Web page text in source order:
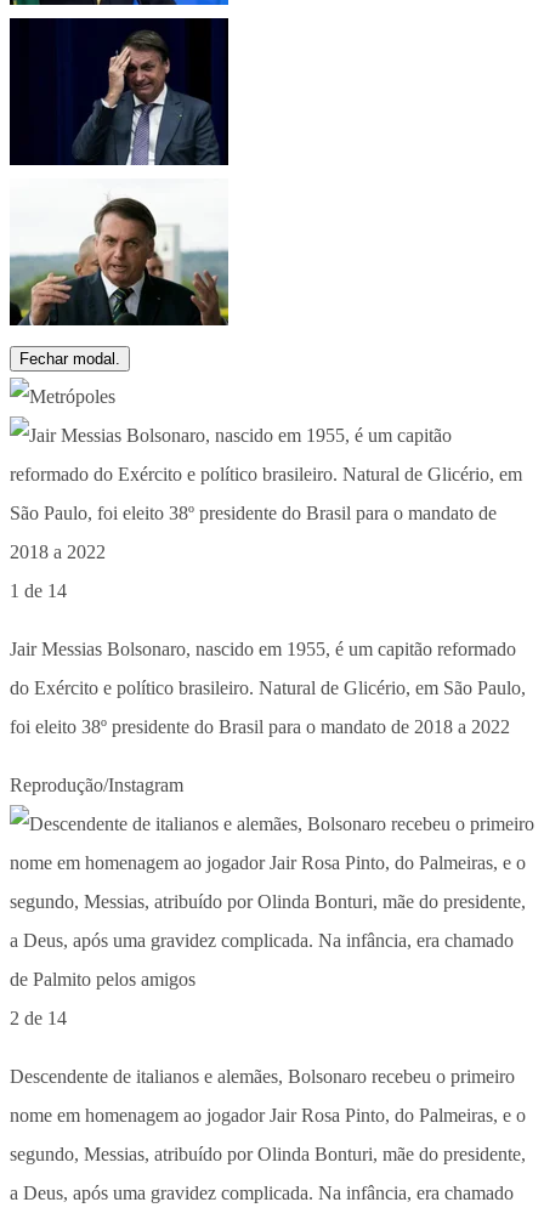
Fechar modal.
1 de 14
Jair Messias Bolsonaro, nascido em 1955, é um capitão reformado
do Exército e político brasileiro. Natural de Glicério, em São Paulo,
foi eleito 38º presidente do Brasil para o mandato de 2018 a 2022
Reprodução/Instagram
2 de 14
Descendente de italianos e alemães, Bolsonaro recebeu o primeiro
nome em homenagem ao jogador Jair Rosa Pinto, do Palmeiras, e o
segundo, Messias, atribuído por Olinda Bonturi, mãe do presidente,
a Deus, após uma gravidez complicada. Na infância, era chamado